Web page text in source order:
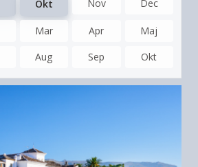
Okt Nov Dec
Mar Apr
Maj
Aug Sep Okt